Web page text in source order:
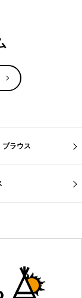
ブラウス